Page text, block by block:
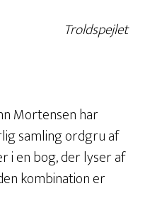
Troldspejlet
Mortensen har
samling ordgru af
i en bog, der lyser af
kombination er